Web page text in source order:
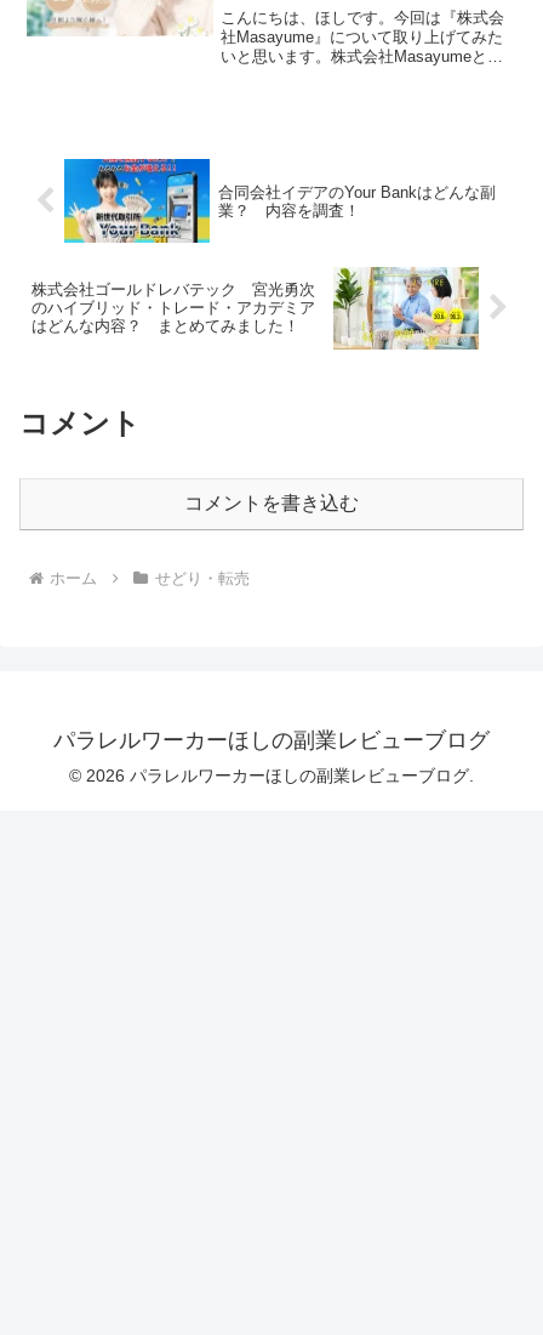
た！
こんにちは、ほしです。今回は『株式会
社Masayume』について取り上げてみた
いと思います。株式会社Masayumeとは
合同会社イデアのYour Bankはどんな副
業？ 内容を調査！
株式会社ゴールドレバテック 宮光勇次
のハイブリッド・トレード・アカデミア
はどんな内容？ まとめてみました！
コメント
コメントを書き込む
ホーム せどり・転売
パラレルワーカーほしの副業レビューブログ
© 2026 パラレルワーカーほしの副業レビューブログ.